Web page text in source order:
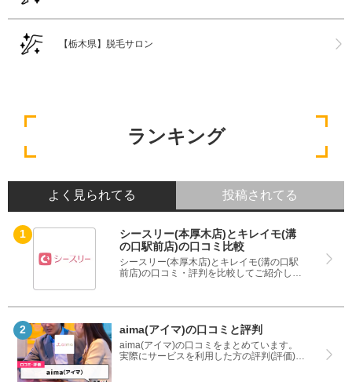
【栃木県】脱毛サロン
ランキング
よく見られてる 投稿されてる
シースリー(本厚木店)とキレイモ(溝
の口駅前店)の口コミ比較
シースリー(本厚木店)とキレイモ(溝の口駅
前店)の口コミ・評判を比較してご紹介して
ころどちらも見て、シースリー(本厚木店)と
参考にしてください。
aima(アイマ)の口コミと評判
aima(アイマ)の口コミをまとめています。
実際にサービスを利用した方の評判(評価)で